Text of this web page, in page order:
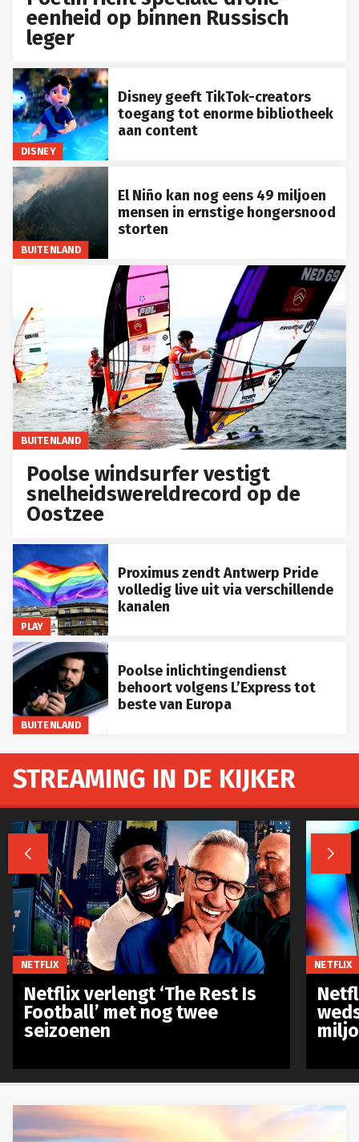
eenheid op binnen Russisch
leger
DISNEY
Disney geeft TikTok-creators
toegang tot enorme bibliotheek
aan content
BUITENLAND
El Niño kan nog eens 49 miljoen
mensen in ernstige hongersnood
storten
BUITENLAND
Poolse windsurfer vestigt
snelheidswereldrecord op de
Oostzee
PLAY
Proximus zendt Antwerp Pride
volledig live uit via verschillende
kanalen
BUITENLAND
Poolse inlichtingendienst
behoort volgens L’Express tot
beste van Europa
STREAMING IN DE KIJKER
 
NETFLIX
Netflix verlengt ‘The Rest Is
Football’ met nog twee
seizoenen
NETFLIX